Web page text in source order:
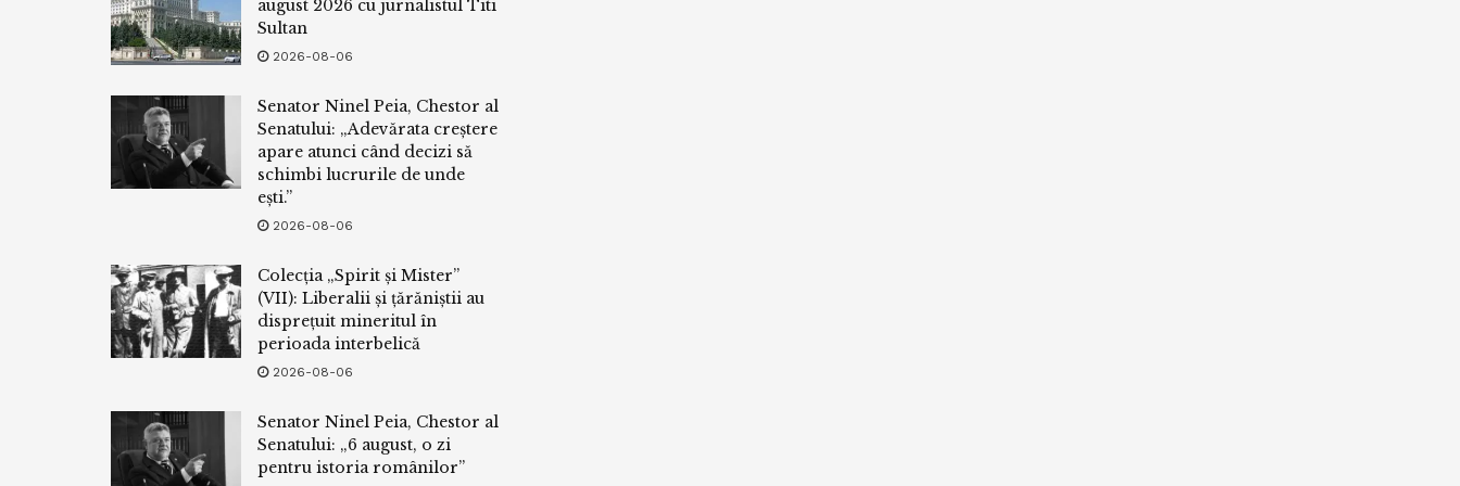
august 2026 cu jurnalistul Titi
Sultan
2026-08-06
Senator Ninel Peia, Chestor al
Senatului: „Adevărata creștere
apare atunci când decizi să
schimbi lucrurile de unde
ești.”
2026-08-06
Colecția „Spirit și Mister”
(VII): Liberalii și țărăniștii au
disprețuit mineritul în
perioada interbelică
2026-08-06
Senator Ninel Peia, Chestor al
Senatului: „6 august, o zi
pentru istoria românilor”